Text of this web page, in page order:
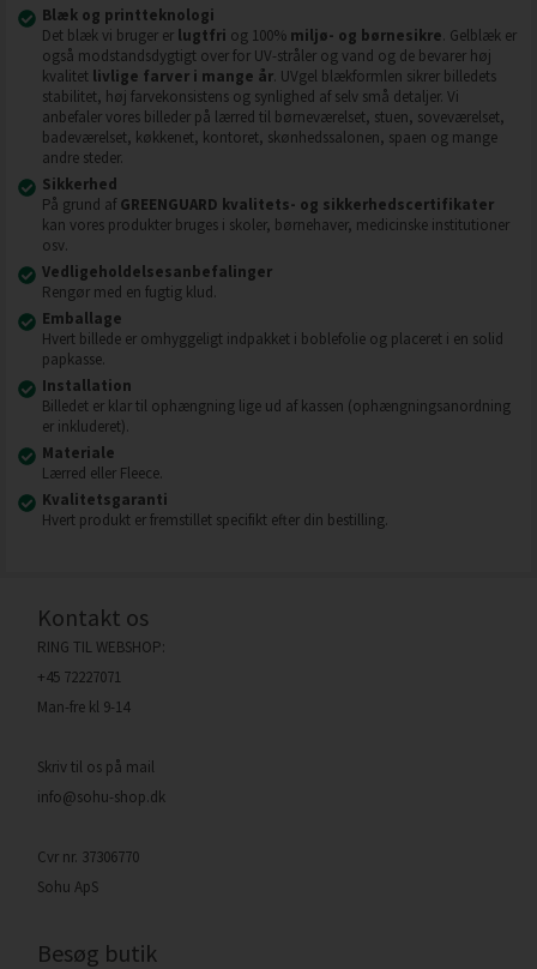
Blæk og printteknologi
Det blæk vi bruger er lugtfri og 100% miljø- og børnesikre. Gelblæk er
også modstandsdygtigt over for UV-stråler og vand og de bevarer høj
kvalitet livlige farver i mange år. UVgel blækformlen sikrer billedets
stabilitet, høj farvekonsistens og synlighed af selv små detaljer. Vi
anbefaler vores billeder på lærred til børneværelset, stuen, soveværelset,
badeværelset, køkkenet, kontoret, skønhedssalonen, spaen og mange
andre steder.
Sikkerhed
På grund af GREENGUARD kvalitets- og sikkerhedscertifikater
kan vores produkter bruges i skoler, børnehaver, medicinske institutioner
osv.
Vedligeholdelsesanbefalinger
Rengør med en fugtig klud.
Emballage
Hvert billede er omhyggeligt indpakket i boblefolie og placeret i en solid
papkasse.
Installation
Billedet er klar til ophængning lige ud af kassen (ophængningsanordning
er inkluderet).
Materiale
Lærred eller Fleece.
Kvalitetsgaranti
Hvert produkt er fremstillet specifikt efter din bestilling.
Kontakt os
RING TIL WEBSHOP:
+45 72227071
Man-fre kl 9-14
Skriv til os på mail
info@sohu-shop.dk
Cvr nr. 37306770
Sohu ApS
Besøg butik